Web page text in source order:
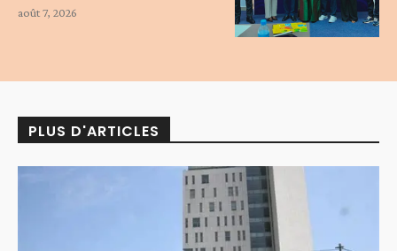
août 7, 2026
PLUS D'ARTICLES